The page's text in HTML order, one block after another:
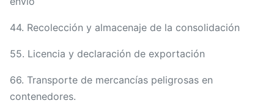
44. Recolección y almacenaje de la consolidación
55. Licencia y declaración de exportación
66. Transporte de mercancías peligrosas en
contenedores.